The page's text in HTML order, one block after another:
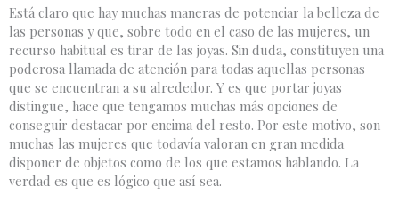
Está claro que hay muchas maneras de potenciar la belleza de
las personas y que, sobre todo en el caso de las mujeres, un
recurso habitual es tirar de las joyas. Sin duda, constituyen una
poderosa llamada de atención para todas aquellas personas
que se encuentran a su alrededor. Y es que portar joyas
distingue, hace que tengamos muchas más opciones de
conseguir destacar por encima del resto. Por este motivo, son
muchas las mujeres que todavía valoran en gran medida
disponer de objetos como de los que estamos hablando. La
verdad es que es lógico que así sea.